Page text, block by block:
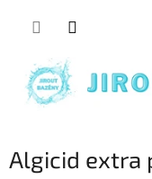
Algicid extra